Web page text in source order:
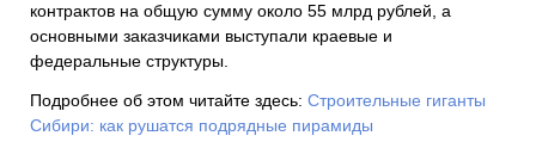
контрактов на общую сумму около 55 млрд рублей, а
основными заказчиками выступали краевые и
федеральные структуры.
Подробнее об этом читайте здесь: Строительные гиганты
Сибири: как рушатся подрядные пирамиды